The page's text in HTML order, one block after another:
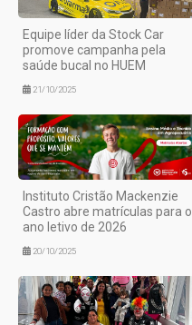
Equipe líder da Stock Car
promove campanha pela
saúde bucal no HUEM
21/10/2025
Instituto Cristão Mackenzie
Castro abre matrículas para o
ano letivo de 2026
20/10/2025